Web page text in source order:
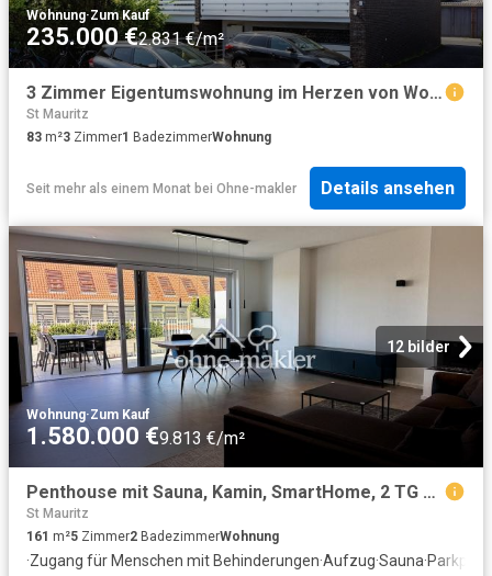
Wohnung·Zum Kauf
235.000 €2.831 €/m²
3 Zimmer Eigentumswohnung im Herzen von Wolbeck
St Mauritz
83 m²3 Zimmer1 BadezimmerWohnung
Seit mehr als einem Monat bei Ohne-makler Details ansehen
12 bilder
Wohnung·Zum Kauf
1.580.000 €9.813 €/m²
Penthouse mit Sauna, Kamin, SmartHome, 2 TG Plätzen direkt am St. Franziskus Hospital
St Mauritz
161 m²5 Zimmer2 BadezimmerWohnung
·Zugang für Menschen mit Behinderungen·Aufzug·Sauna·